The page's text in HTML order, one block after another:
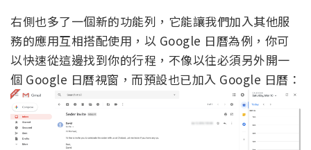
右側也多了一個新的功能列，它能讓我們加入其他服
務的應用互相搭配使用，以 Google 日曆為例，你可
以快速從這邊找到你的行程，不像以往必須另外開一
個 Google 日曆視窗，而預設也已加入 Google 日曆：